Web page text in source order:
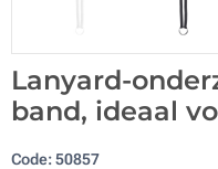
Lanyard-
band, ideaal
Code:50857